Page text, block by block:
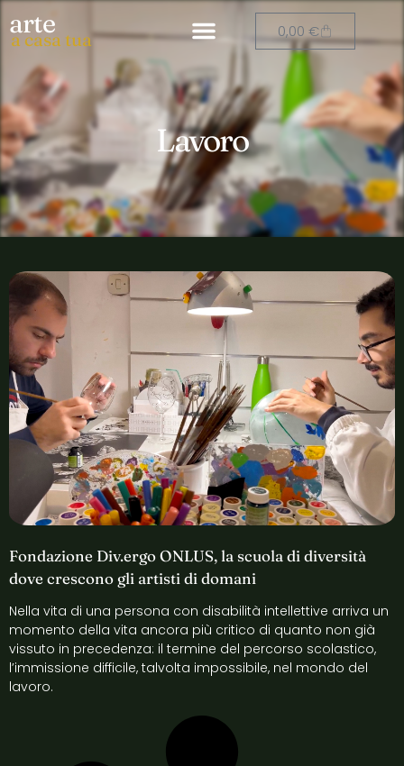
arte
a casa tua 0,00€
Lavoro
Fondazione Div.ergo ONLUS, la scuola di diversità
dove crescono gli artisti di domani
Nella vita di una persona con disabilità intellettive arriva un
momento della vita ancora più critico di quanto non già
vissuto in precedenza: il termine del percorso scolastico,
l’immissione difficile, talvolta impossibile, nel mondo del
lavoro.